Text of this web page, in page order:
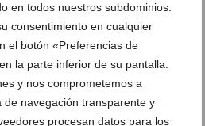
en todos nuestros subdominios.
consentimiento en cualquier
el botón «Preferencias de
la parte inferior de su pantalla.
y nos comprometemos a
navegación transparente y
procesan datos para los